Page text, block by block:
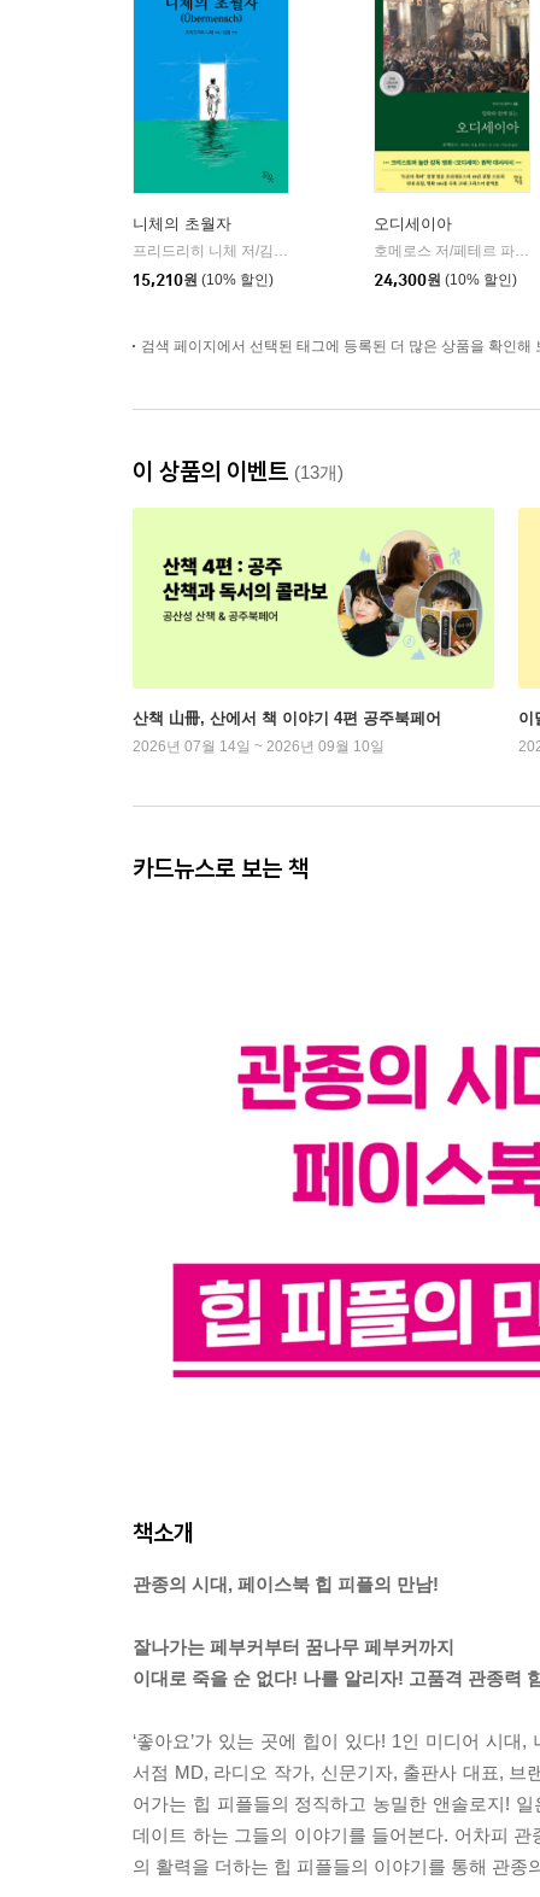
니체의 초월자
프리드리히 니체 저/김철 편역
15,210원 (10% 할인)
오디세이아
호메로스 저/페테르 파울 루벤스 그림/박문재 역
24,300원 (10% 할인)
검색 페이지에서 선택된 태그에 등록된 더 많은 상품을 확인해
이 상품의 이벤트 (13개)
산책 山冊, 산에서 책 이야기 4편 공주북페어
2026년 07월 14일 ~ 2026년 09월 10일
이
카드뉴스로 보는 책
책소개
관종의 시대, 페이스북 힙 피플의 만남!
잘나가는 페부커부터 꿈나무 페부커까지
이대로 죽을 순 없다! 나를 알리자! 고품격 관종력
‘좋아요’가 있는 곳에 힙이 있다! 1인 미디어 시
서점 MD, 라디오 작가, 신문기자, 출판사 대표,
어가는 힙 피플들의 정직하고 농밀한 앤솔로지!
데이트 하는 그들의 이야기를 들어본다. 어차피
의 활력을 더하는 힙 피플들의 이야기를 통해 관